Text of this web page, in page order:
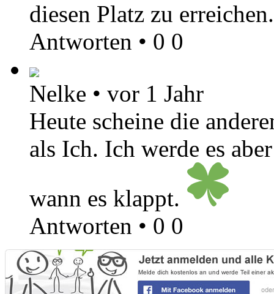
diesen Platz zu
Antworten • 0 0
Nelke • vor 1 Jahr
Heute scheine die
als Ich. Ich werde es
wann es klappt.
Antworten • 0 0